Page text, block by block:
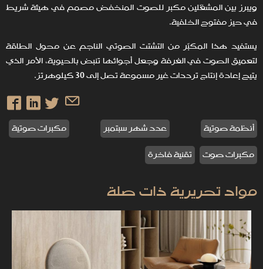
ويبرز بين المشغّلين مكبر للصوت المنخفض مصمم في هيئة شريط
في حيز مفتوح الخلفية.
يستفيد هذا المكبّر من التشتت الصوتي الناجم عن محول الطاقة
لتعميق الصوت في الغرفة وجعل أجوائها تنبض بالحيوية، الأمر الذي
يتيح إعادة إنتاج ترددات غير مسموعة تصل إلى 30 كيلوهرتز.
أنظمة صوتية عدد شهر سبتمبر
مكبرات صوتية
مكبرات صوت
تقنية فاخرة
مواد تحريرية ذات صلة